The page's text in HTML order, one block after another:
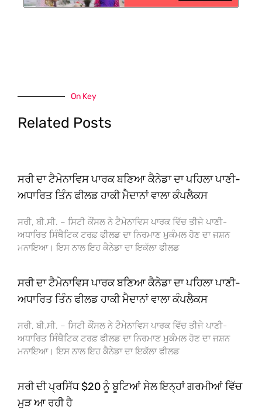
On Key
Related Posts
ਸਰੀ ਦਾ ਟੈਮੇਨਾਵਿਸ ਪਾਰਕ ਬਣਿਆ ਕੈਨੇਡਾ ਦਾ ਪਹਿਲਾ ਪਾਣੀ-
ਅਧਾਰਿਤ ਤਿੰਨ ਫੀਲਡ ਹਾਕੀ ਮੈਦਾਨਾਂ ਵਾਲਾ ਕੰਪਲੈਕਸ
ਸਰੀ, ਬੀ.ਸੀ. – ਸਿਟੀ ਕੌਂਸਲ ਨੇ ਟੈਮੇਨਾਵਿਸ ਪਾਰਕ ਵਿੱਚ ਤੀਜੇ ਪਾਣੀ-
ਅਧਾਰਿਤ ਸਿੰਥੈਟਿਕ ਟਰਫ਼ ਫੀਲਡ ਦਾ ਨਿਰਮਾਣ ਮੁਕੰਮਲ ਹੋਣ ਦਾ ਜਸ਼ਨ
ਮਨਾਇਆ। ਇਸ ਨਾਲ ਇਹ ਕੈਨੇਡਾ ਦਾ ਇਕੱਲਾ ਫੀਲਡ
ਸਰੀ ਦਾ ਟੈਮੇਨਾਵਿਸ ਪਾਰਕ ਬਣਿਆ ਕੈਨੇਡਾ ਦਾ ਪਹਿਲਾ ਪਾਣੀ-
ਅਧਾਰਿਤ ਤਿੰਨ ਫੀਲਡ ਹਾਕੀ ਮੈਦਾਨਾਂ ਵਾਲਾ ਕੰਪਲੈਕਸ
ਸਰੀ, ਬੀ.ਸੀ. – ਸਿਟੀ ਕੌਂਸਲ ਨੇ ਟੈਮੇਨਾਵਿਸ ਪਾਰਕ ਵਿੱਚ ਤੀਜੇ ਪਾਣੀ-
ਅਧਾਰਿਤ ਸਿੰਥੈਟਿਕ ਟਰਫ਼ ਫੀਲਡ ਦਾ ਨਿਰਮਾਣ ਮੁਕੰਮਲ ਹੋਣ ਦਾ ਜਸ਼ਨ
ਮਨਾਇਆ। ਇਸ ਨਾਲ ਇਹ ਕੈਨੇਡਾ ਦਾ ਇਕੱਲਾ ਫੀਲਡ
ਸਰੀ ਦੀ ਪ੍ਰਸਿੱਧ $20 ਨੂੰ ਬੂਟਿਆਂ ਸੇਲ ਇਨ੍ਹਾਂ ਗਰਮੀਆਂ ਵਿੱਚ
ਮੁੜ ਆ ਰਹੀ ਹੈ